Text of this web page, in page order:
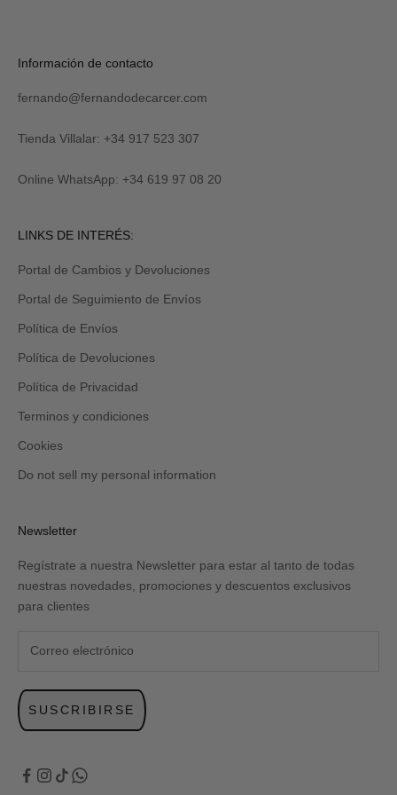
R
I
I
M
E
Verás
tu
al
y
recibirás
Revisa
carpeta
de
promociones
spam.
Información de contacto
fernando@fernandodecarcer.com
Tienda Villalar: +34 917 523 307
Online WhatsApp: +34 619 97 08 20
LINKS DE INTERÉS:
Portal de Cambios y Devoluciones
Portal de Seguimiento de Envíos
Política de Envíos
Política de Devoluciones
Política de Privacidad
Terminos y condiciones
Cookies
Do not sell my personal information
Newsletter
Regístrate a nuestra Newsletter para estar al tanto de todas
nuestras novedades, promociones y descuentos exclusivos
para clientes
SUSCRIBIRSE